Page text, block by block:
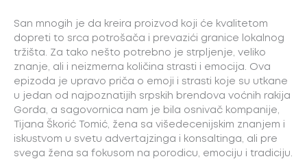
San mnogih je da kreira proizvod koji će kvalitetom
dopreti to srca potrošača i prevazići granice lokalnog
tržišta. Za tako nešto potrebno je strpljenje, veliko
znanje, ali i neizmerna količina strasti i emocija. Ova
epizoda je upravo priča o emoji i strasti koje su utkane
u jedan od najpoznatijih srpskih brendova voćnih rakija
Gorda, a sagovornica nam je bila osnivač kompanije,
Tijana Škorić Tomić, žena sa višedecenijskim znanjem i
iskustvom u svetu advertajzinga i konsaltinga, ali pre
svega žena sa fokusom na porodicu, emociju i tradiciju.